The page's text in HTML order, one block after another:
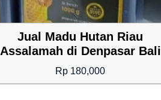
Jual Madu Hutan Riau
Assalamah di Denpasar Bali
Rp 180,000